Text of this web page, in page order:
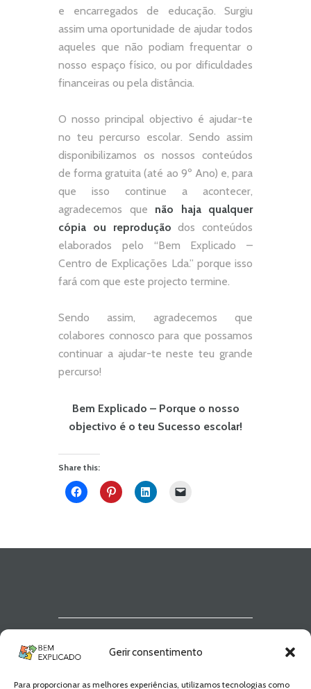
Gerir consentimento
Para proporcionar as melhores experiências, utilizamos tecnologias como
e encarregados de educação. Surgiu
assim uma oportunidade de ajudar todos
aqueles que não podiam frequentar o
nosso espaço físico, ou por dificuldades
financeiras ou pela distância.
O nosso principal objectivo é ajudar-te
no teu percurso escolar. Sendo assim
disponibilizamos os nossos conteúdos
de forma gratuita (até ao 9º Ano) e, para
que isso continue a acontecer,
agradecemos que não
haja qualquer
cópia ou reprodução dos conteúdos
elaborados pelo “Bem Explicado –
Centro de Explicações Lda.” porque isso
fará com que este projecto termine.
Sendo assim, agradecemos que
colabores connosco para que possamos
continuar a ajudar-te neste teu grande
percurso!
Bem Explicado – Porque o nosso
objectivo é o teu Sucesso escolar!
Share this:
Explicado